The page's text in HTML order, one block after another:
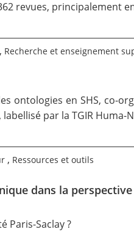
revues, principalement
, Recherche et enseignement
ontologies en SHS, co-
labellisé par la TGIR Huma-
, Ressources et outils
dans la perspective
Paris-Saclay ?